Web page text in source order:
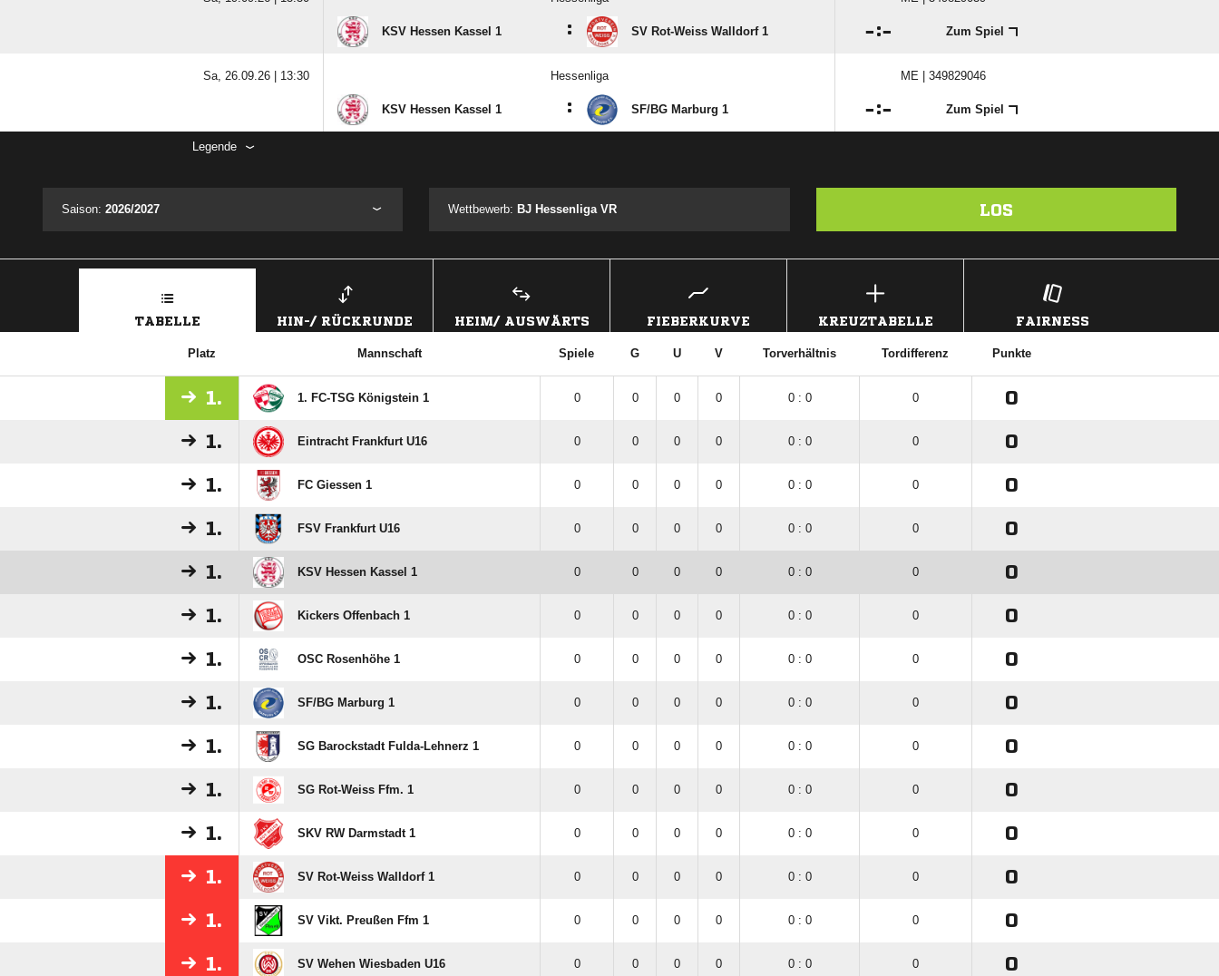
KSV Hessen Kassel 1 : SV Rot-Weiss Walldorf 1 : Zum Spiel
Sa, 26.09.26 | 13:30 Hessenliga ME | 349829046
KSV Hessen Kassel 1 : SF/​BG Marburg 1 : Zum Spiel
Legende
Saison: 2026/2027 Wettbewerb: BJ Hessenliga VR LOS
TABELLE HIN-/ RÜCKRUNDE HEIM/ AUSWÄRTS FIEBERKURVE KREUZTABELLE FAIRNESS
Platz Mannschaft Spiele G U V Torverhältnis Tordifferenz Punkte
1. 1. FC-TSG Königstein 1 0 0 0 0 0 : 0 0 0
1. Eintracht Frankfurt U16 0 0 0 0 0 : 0 0 0
1. FC Giessen 1 0 0 0 0 0 : 0 0 0
1. FSV Frankfurt U16 0 0 0 0 0 : 0 0 0
1. KSV Hessen Kassel 1 0 0 0 0 0 : 0 0 0
1. Kickers Offenbach 1 0 0 0 0 0 : 0 0 0
1. OSC Rosenhöhe 1 0 0 0 0 0 : 0 0 0
1. SF/​BG Marburg 1 0 0 0 0 0 : 0 0 0
1. SG Barockstadt Fulda-Lehnerz 1 0 0 0 0 0 : 0 0 0
1. SG Rot-Weiss Ffm. 1 0 0 0 0 0 : 0 0 0
1. SKV RW Darmstadt 1 0 0 0 0 0 : 0 0 0
1. SV Rot-Weiss Walldorf 1 0 0 0 0 0 : 0 0 0
1. SV Vikt. Preußen Ffm 1 0 0 0 0 0 : 0 0 0
1. SV Wehen Wiesbaden U16 0 0 0 0 0 : 0 0 0